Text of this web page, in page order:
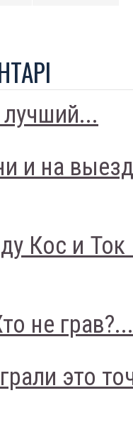
и на
Кос и
не грав?...
это